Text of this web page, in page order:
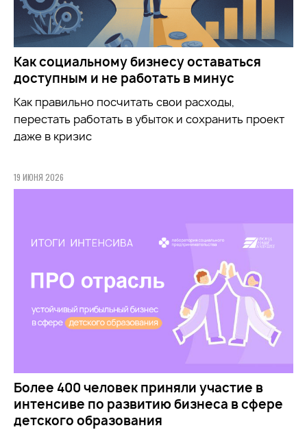
Как социальному бизнесу оставаться
доступным и не работать в минус
Как правильно посчитать свои расходы,
перестать работать в убыток и сохранить проект
даже в кризис
19 ИЮНЯ 2026
Более 400 человек приняли участие в
интенсиве по развитию бизнеса в сфере
детского образования